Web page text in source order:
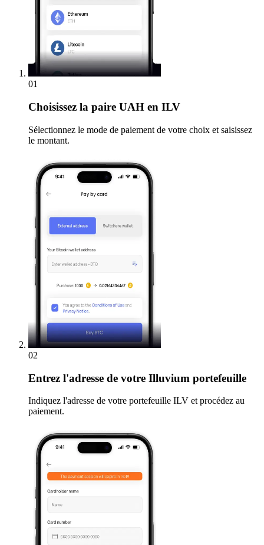
01
Choisissez la paire UAH en ILV
Sélectionnez le mode de paiement de votre choix et saisissez
le montant.
02
Entrez l'adresse de votre Illuvium portefeuille
Indiquez l'adresse de votre portefeuille ILV et procédez au
paiement.